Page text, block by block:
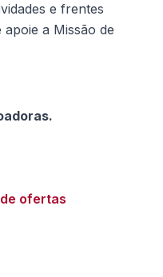
e frentes
a Missão de
ofertas